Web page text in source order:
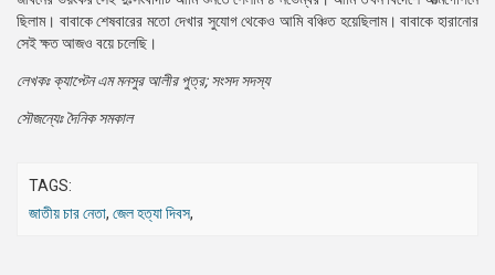
ছিলাম। বাবাকে শেষবারের মতো দেখার সুযোগ থেকেও আমি বঞ্চিত হয়েছিলাম। বাবাকে হারানোর
সেই ক্ষত আজও বয়ে চলেছি।
লেখকঃ ক্যাপ্টেন এম মনসুর আলীর পুত্র; সংসদ সদস্য
সৌজন্যেঃ দৈনিক সমকাল
TAGS:
জাতীয় চার নেতা, জেল হত্যা দিবস,